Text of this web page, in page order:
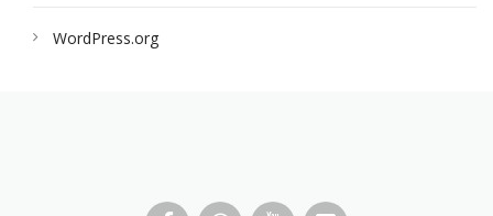
WordPress.org